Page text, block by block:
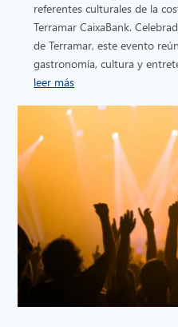
referentes culturales de la
Terramar CaixaBank.
de Terramar, este evento
gastronomía, cultura y
leer más